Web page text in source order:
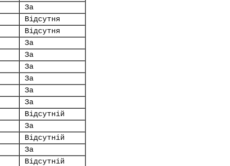
За
Відсутня
Відсутня
За
За
За
За
За
За
Відсутній
За
Відсутній
За
Відсутній